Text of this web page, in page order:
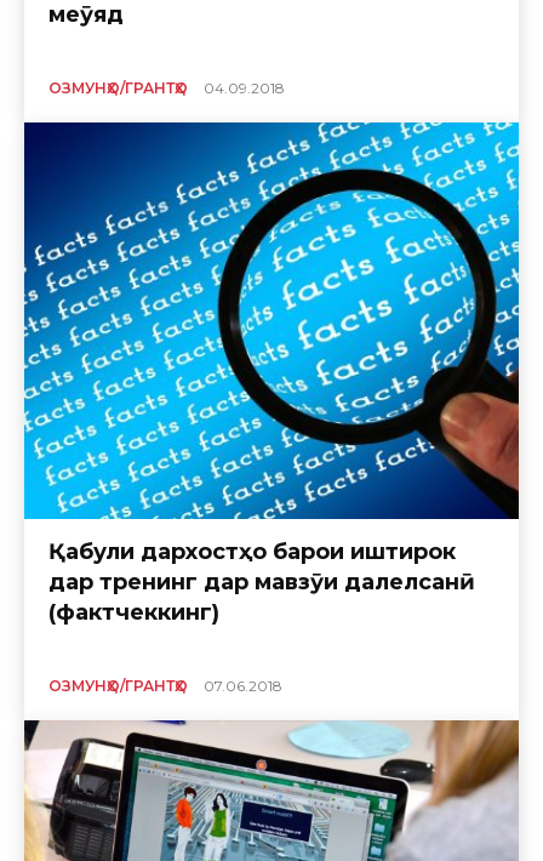
меҷӯяд
ОЗМУНҲО/ГРАНТҲО 04.09.2018
Қабули дархостҳо барои иштирок
дар тренинг дар мавзӯи далелсанҷӣ
(фактчеккинг)
ОЗМУНҲО/ГРАНТҲО 07.06.2018